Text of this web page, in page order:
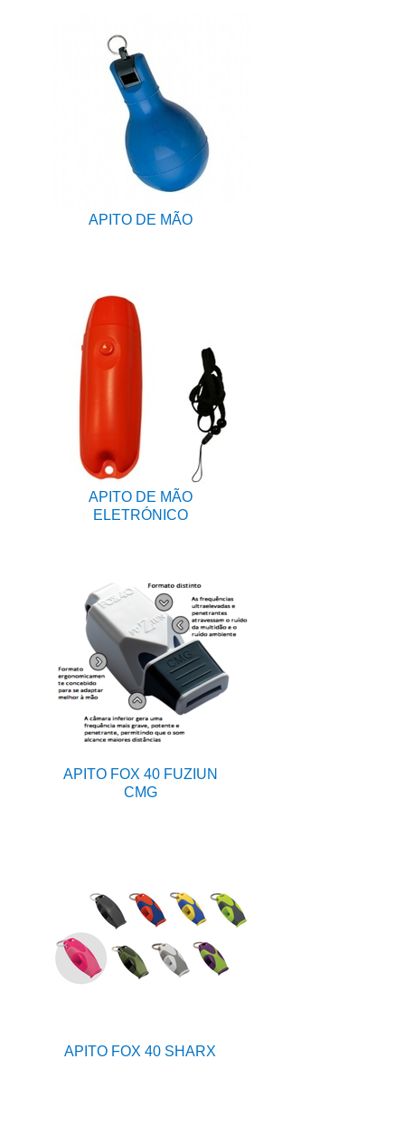
APITO DE MÃO
APITO DE MÃO
ELETRÓNICO
APITO FOX 40 FUZIUN
CMG
APITO FOX 40 SHARX